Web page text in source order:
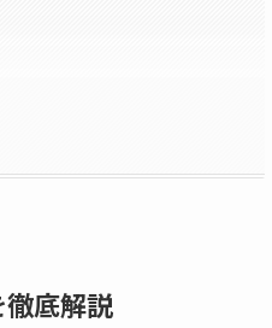
底解説